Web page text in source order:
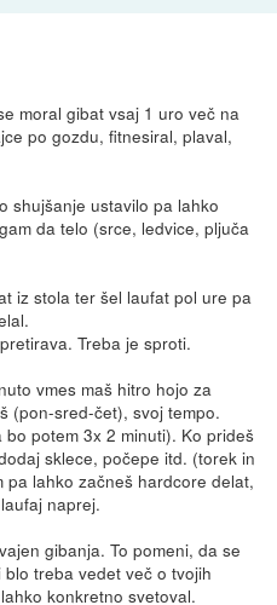
moral gibat vsaj 1 uro več na
po gozdu, fitnesiral, plaval,
shujšanje ustavilo pa lahko
da telo (srce, ledvice, pljuča
iz stola ter šel laufat pol ure pa
Treba je sproti.
vmes maš hitro hojo za
(pon-sred-čet), svoj tempo.
potem 3x 2 minuti). Ko prideš
sklece, počepe itd. (torek in
pa lahko začneš hardcore delat,
naprej.
gibanja. To pomeni, da se
treba vedet več o tvojih
konkretno svetoval.